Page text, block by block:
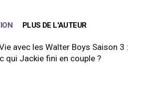
PLUS DE L'AUTEUR
avec les Walter Boys Saison 3 :
qui Jackie fini en couple ?